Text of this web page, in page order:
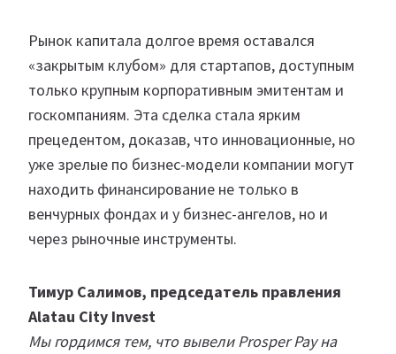
Рынок капитала долгое время оставался
«закрытым клубом» для стартапов, доступным
только крупным корпоративным эмитентам и
госкомпаниям. Эта сделка стала ярким
прецедентом, доказав, что инновационные, но
уже зрелые по бизнес-модели компании могут
находить финансирование не только в
венчурных фондах и у бизнес-ангелов, но и
через рыночные инструменты.
Тимур Салимов, председатель правления
Alatau City Invest
Мы гордимся тем, что вывели Prosper Pay на